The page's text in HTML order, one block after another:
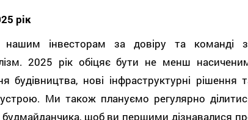
рік
інвесторам за довіру та команді
2025 рік обіцяє бути не менш
будівництва, нові інфраструктурні рішення
Ми також плануємо регулярно
щоб ви першими дізнавалися